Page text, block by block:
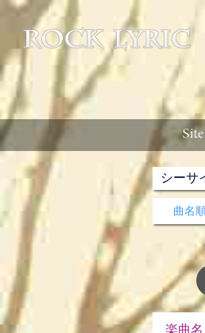
シーサ
曲名順
楽